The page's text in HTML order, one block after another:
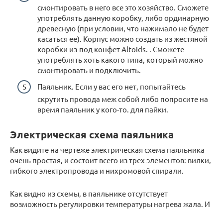
смонтировать в него все это хозяйство. Сможете
употреблять данную коробку, либо ординарную
древесную (при условии, что нажимало не будет
касаться ее). Корпус можно создать из жестяной
коробки из-под конфет Altoids. . Сможете
употреблять хоть какого типа, который можно
смонтировать и подключить.
Паяльник. Если у вас его нет, попытайтесь
скрутить провода меж собой либо попросите на
время паяльник у кого-то. для пайки.
Электрическая схема паяльника
Как видите на чертеже электрическая схема паяльника
очень простая, и состоит всего из трех элементов: вилки,
гибкого электропровода и нихромовой спирали.
Как видно из схемы, в паяльнике отсутствует
возможность регулировки температуры нагрева жала. И